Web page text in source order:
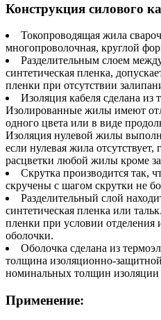
Конструкция силового
Токопроводящая жила
многопроволочная, круглой
Разделительным слоем
синтетическая пленка,
пленки при отсутствии
Изоляция кабеля сделана из
Изолированные жилы имеют
одного цвета или в виде
Изоляция нулевой жилы
если нулевая жила
расцветки любой жилы кроме
Скрутка производится так,
скручены с шагом скрутки не
Разделительный слой
синтетическая пленка или
пленки при условии
оболочки.
Оболочка сделана из
толщина изоляционно-
номинальных толщин изоляции
Применение: